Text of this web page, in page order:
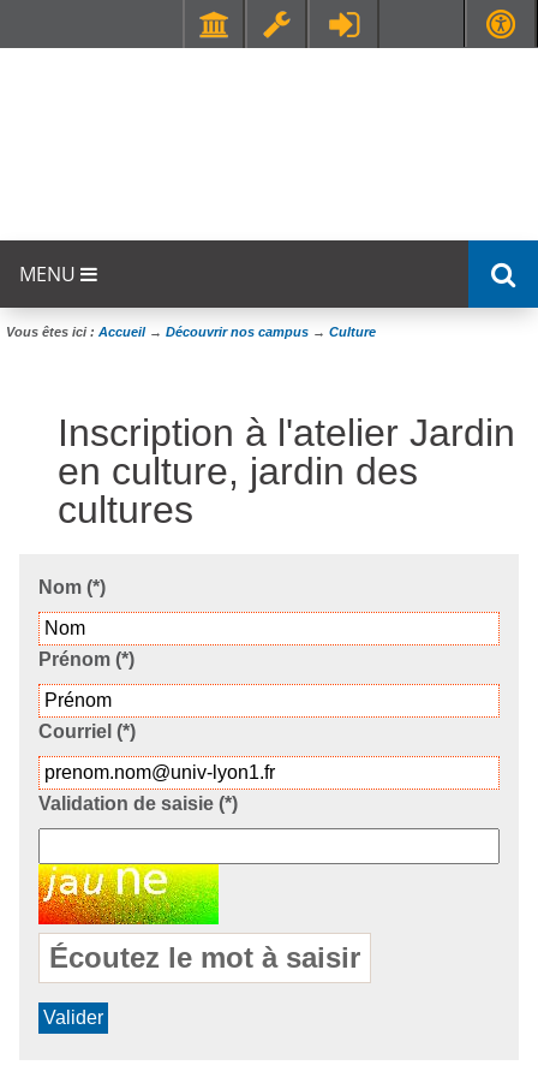
MENU
Vous êtes ici : Accueil→ Découvrir nos campus → Culture
Inscription à l'atelier Jardin
en culture, jardin des
cultures
Nom (*)
Prénom (*)
Courriel (*)
C
h
a
m
p
u
r
Validation de saisie (*)
Écoutez le mot à saisir